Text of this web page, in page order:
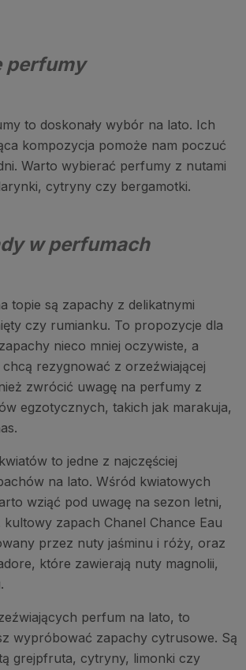
perfumy
to doskonały wybór na lato. Ich
kompozycja pomoże nam poczuć
Warto wybierać perfumy z nutami
cytryny czy bergamotki.
w perfumach
topie są zapachy z delikatnymi
czy rumianku. To propozycje dla
nieco mniej oczywiste, a
chcą rezygnować z orzeźwiającej
zwrócić uwagę na perfumy z
egzotycznych, takich jak marakuja,
to jedne z najczęściej
na lato. Wśród kwiatowych
wziąć pod uwagę na sezon letni,
kultowy zapach Chanel Chance Eau
przez nuty jaśminu i róży, oraz
które zawierają nuty magnolii,
perfum na lato, to
wypróbować zapachy cytrusowe. Są
grejpfruta, cytryny, limonki czy